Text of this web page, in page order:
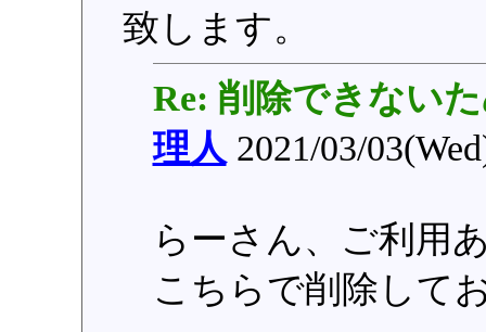
致します。
Re: 削除できない
理人 2021/03/
らーさん、ご利用
こちらで削除して